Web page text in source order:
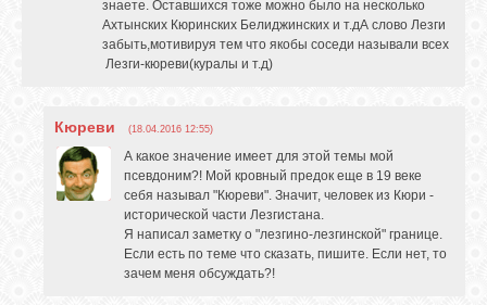
знаете. Оставшихся тоже можно было на несколько
Ахтынских Кюринских Белиджинских и т.дА слово Лезги
забыть,мотивируя тем что якобы соседи называли всех
Лезги-кюреви(куралы и т.д)
Кюреви (18.04.2016 12:55)
А какое значение имеет для этой темы мой
псевдоним?! Мой кровный предок еще в 19 веке
себя называл "Кюреви". Значит, человек из Кюри -
исторической части Лезгистана.
Я написал заметку о "лезгино-лезгинской" границе.
Если есть по теме что сказать, пишите. Если нет, то
зачем меня обсуждать?!